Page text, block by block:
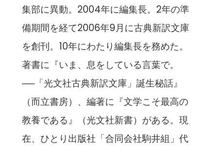
集部に異動。2004年に編集長。2年の準
備期間を経て2006年9月に古典新訳文庫
を創刊。10年にわたり編集長を務めた。
著書に『いま、息をしている言葉で。
──「光文社古典新訳文庫」誕生秘話』
（而立書房）、編著に『文学こそ最高の
教養である』（光文社新書）がある。現
在、ひとり出版社「合同会社駒井組」代